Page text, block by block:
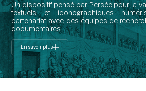
Un dispositif pensé par Persée pour la
textuels et iconographiques
partenariat avec des équipes de
documentaires.
En savoir plus